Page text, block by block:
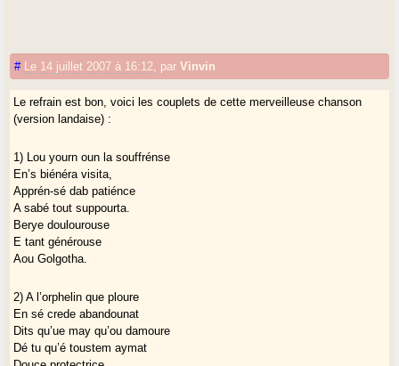
# Le 14 juillet 2007 à 16:12 parVinvin
Le refrain est bon, voici les couplets de cette merveilleuse chanson
(version landaise) :
1) Lou yourn oun la souffrénse
En’s biénéra visita,
Apprén-sé dab patiénce
A sabé tout suppourta.
Berye doulourouse
E tant générouse
Aou Golgotha.
2) A l’orphelin que ploure
En sé crede abandounat
Dits qu’ue may qu’ou damoure
Dé tu qu’é toustem aymat